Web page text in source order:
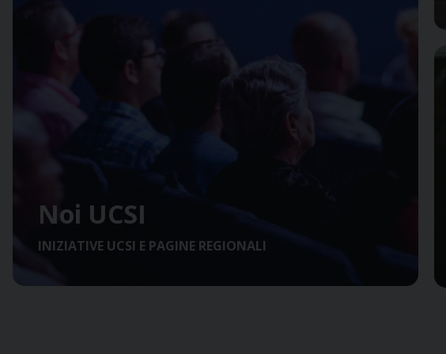
Noi UCSI
INIZIATIVE UCSI E PAGINE REGIONALI